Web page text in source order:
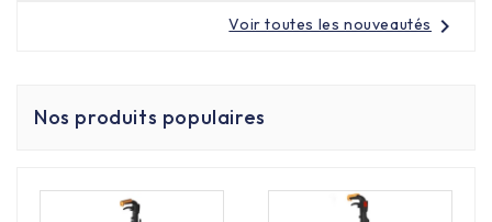
Voir toutes les nouveautés chevron_right
Nos produits populaires